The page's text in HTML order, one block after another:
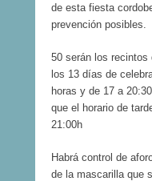
a
,
M
e
i
n
e
e
n
c
n
e
de esta fiesta
prevención posibles.
50 serán los recintos
los 13 días de
horas y de 17 a
que el horario de
21:00h
Habrá control de
de la mascarilla que